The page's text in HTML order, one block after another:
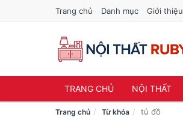
Trang chủ Danh mục Giới thiệu
TRANG CHỦ NỘI THẤT
Trang chủ Từ khóa tủ đồ